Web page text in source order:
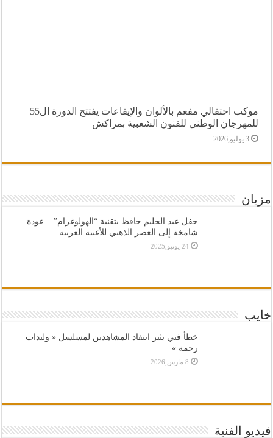
موكب احتفالي مفعم بالألوان والإيقاعات يفتتح الدورة ال55
للمهرجان الوطني للفنون الشعبية بمراكش
3 يوليو,2026
مزيان
حفل عبد الحليم حافظ بتقنية “الهولوغرام” .. عودة
شامخة إلى العصر الذهبي للأغنية العربية
24 يونيو,2025
خايب
خطأ فني يثير انتقاد المشاهدين لمسلسل « وليدات
رحمة »
8 مارس,2026
فيديو الفنية